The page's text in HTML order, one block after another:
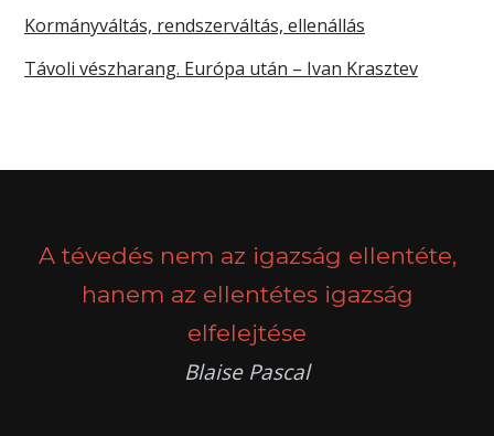
Kormányváltás, rendszerváltás, ellenállás
Távoli vészharang. Európa után – Ivan Krasztev
A tévedés nem az igazság ellentéte,
hanem az ellentétes igazság
elfelejtése
Blaise Pascal